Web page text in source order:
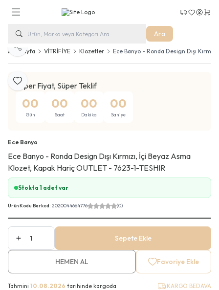
Ara
Kargo Takip
Favorilerim
Hesabım
Ana Sayfa VİTRİFİYE Klozetler Ece Banyo - Ronda Design Dışı
Favoriye Ekle
Paylaş
Süper Fiyat, Süper Teklif
00
Gün
00
Saat
00
Dakika
00
Saniye
Ece Banyo
Ece Banyo - Ronda Design Dışı Kırmızı, İçi Beyaz Asma
Klozet, Kapak Hariç OUTLET - 7623-1-TESHIR
Stokta 1 adet var
Ürün Kodu:Barkod: 2020044664776 (0)
Sepete Ekle
HEMEN AL Favoriye Ekle
Tahmini 10.08.2026 tarihinde kargoda KARGO BEDAVA